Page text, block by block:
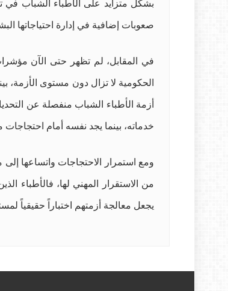
بشكل متزايد على الأطباء الشباب في
صعوبات إضافية في إدارة احتياجاتها
في المقابل، لم تظهر حتى الآن
الحكومية لا تزال دون مستوى
أزمة الأطباء الشباب منفصلة عن
خدماته، بينما يجد نفسه أمام
ومع استمرار الاحتجاجات واتساعها إلى
من الاستقرار المهني لها، فالأطباء
يجعل معالجة أزمتهم اختباراً حقيقياً